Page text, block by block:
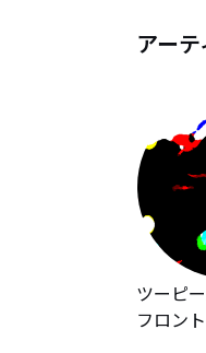
アー
ツーピ
フロン